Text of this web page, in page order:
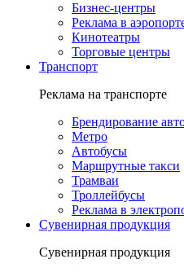
Бизнес-центры
Реклама в
Кинотеатры
Торговые центры
Транспорт
Реклама на транспорте
Брендирование
Метро
Автобусы
Маршрутные такси
Трамваи
Троллейбусы
Реклама в
Сувенирная продукция
Сувенирная продукция